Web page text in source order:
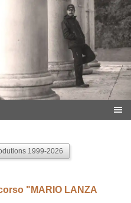
1999-2026
"MARIO LANZA